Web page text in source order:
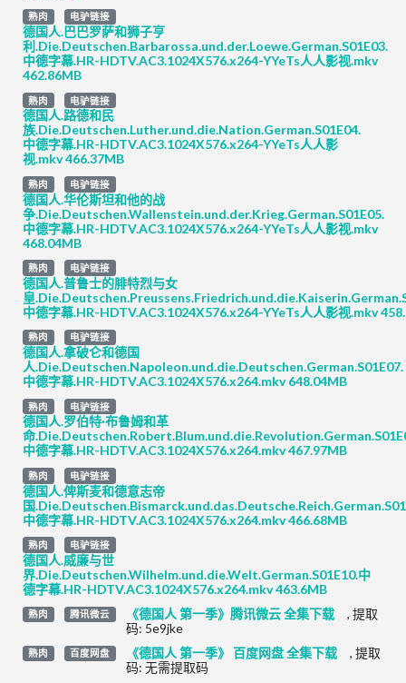
熟肉 电驴链接
德国人.巴巴罗萨和狮子亨
利.Die.Deutschen.Barbarossa.und.der.Loewe.German.S01E03.
中德字幕.HR-HDTV.AC3.1024X576.x264-YYeTs人人影视.mkv
462.86MB
熟肉 电驴链接
德国人.路德和民
族.Die.Deutschen.Luther.und.die.Nation.German.S01E04.
中德字幕.HR-HDTV.AC3.1024X576.x264-YYeTs人人影
视.mkv 466.37MB
熟肉 电驴链接
德国人.华伦斯坦和他的战
争.Die.Deutschen.Wallenstein.und.der.Krieg.German.S01E05.
中德字幕.HR-HDTV.AC3.1024X576.x264-YYeTs人人影视.mkv
468.04MB
熟肉 电驴链接
德国人.普鲁士的腓特烈与女
皇
中德字幕.HR-HDTV.AC3.1024X576.x264-YYeTs人人影视.mkv
熟肉 电驴链接
德国人.拿破仑和德国
人.Die.Deutschen.Napoleon.und.die.Deutschen.German.S01E07.
中德字幕.HR-HDTV.AC3.1024X576.x264.mkv 648.04MB
熟肉 电驴链接
德国人.罗伯特·布鲁姆和革
命
中德字幕.HR-HDTV.AC3.1024X576.x264.mkv 467.97MB
熟肉 电驴链接
德国人.俾斯麦和德意志帝
国
中德字幕.HR-HDTV.AC3.1024X576.x264.mkv 466.68MB
熟肉 电驴链接
德国人.威廉与世
界.Die.Deutschen.Wilhelm.und.die.Welt.German.S01E10.中
德字幕.HR-HDTV.AC3.1024X576.x264.mkv 463.6MB
熟肉 腾讯微云 《德国人 第一季》腾讯微云 全集下载 , 提取
码: 5e9jke
熟肉 百度网盘 《德国人 第一季》 百度网盘 全集下载 , 提取
码: 无需提取码